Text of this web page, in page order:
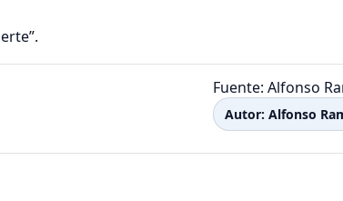
Fuente: Alfonso
Autor: Alfonso